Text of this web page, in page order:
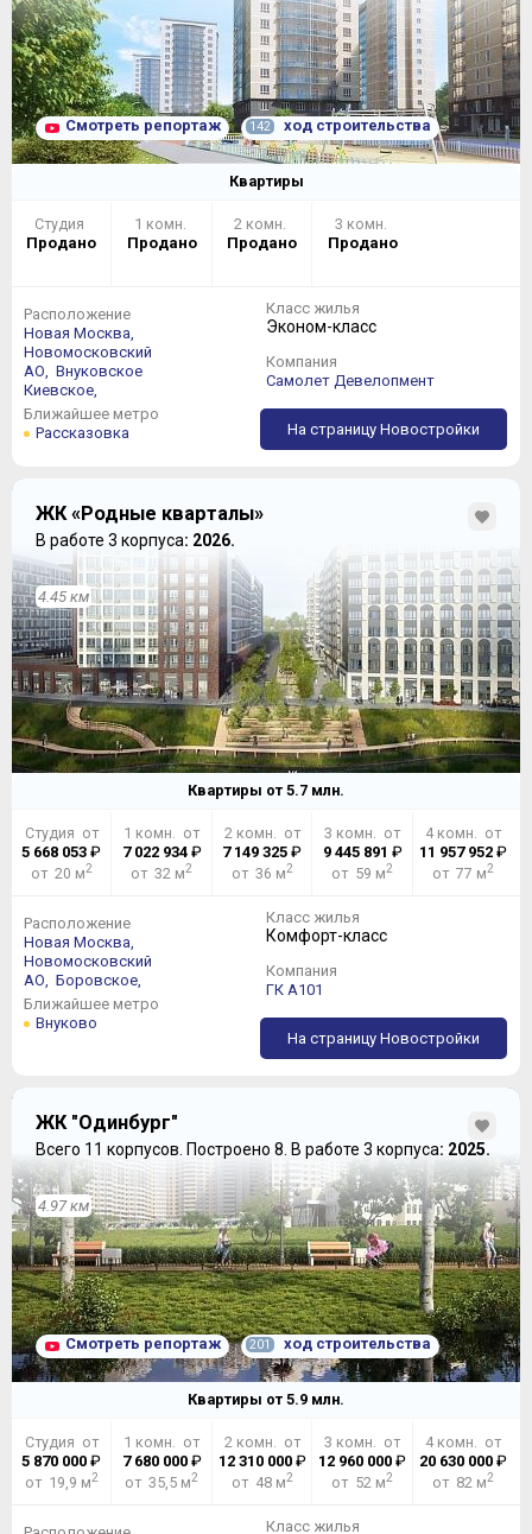
Смотреть репортаж 142 ход строительства
Квартиры
Студия
Продано
1 комн.
Продано
2 комн.
Продано
3 комн.
Продано
Расположение
Новая Москва,
Новомосковский
АО,
Внуковское
Киевское,
Ближайшее метро
Рассказовка
Класс жилья
Эконом-класс
Компания
Самолет Девелопмент
На страницу Новостройки
ЖК «Родные кварталы»
В работе 3 корпуса: 2026.
4.45 км
Квартиры от 5.7 млн.
Студия от
5 668 053 ₽
от 20 м2
1 комн. от
7 022 934₽
от 32 м2
2 комн. от
7 149 325 ₽
от 36 м2
3 комн. от
9 445 891 ₽
от 59 м2
4 комн. от
11 957 952₽
от 77 м2
Расположение
Новая Москва,
Новомосковский
АО,
Боровское,
Ближайшее метро
Внуково
Класс жилья
Комфорт-класс
Компания
ГК А101
На страницу Новостройки
ЖК "Одинбург"
Всего 11 корпусов. Построено 8. В работе 3 корпуса: 2025.
4.97 км
Смотреть репортаж 201 ход строительства
Квартиры от 5.9 млн.
Студия от
5 870 000 ₽
от 19,9 м2
1 комн. от
7 680 000₽
от 35,5 м2
2 комн. от
12 310 000₽
от 48 м2
3 комн. от
12 960 000 ₽
от 52 м2
4 комн. от
20 630 000₽
от 82 м2
Класс жилья